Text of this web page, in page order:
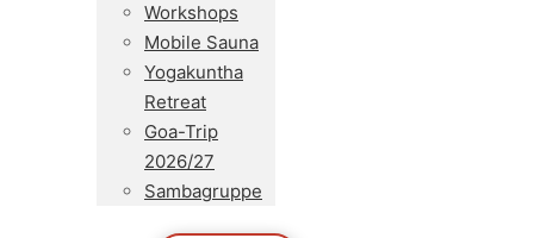
Workshops
Mobile Sauna
Yogakuntha
Retreat
Goa-Trip
2026/27
Sambagruppe